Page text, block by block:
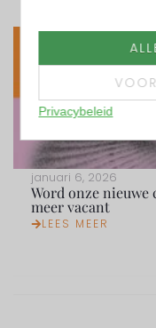
januari 6, 2026
Word onze
meer vacant
LEES MEER
Privacybeleid